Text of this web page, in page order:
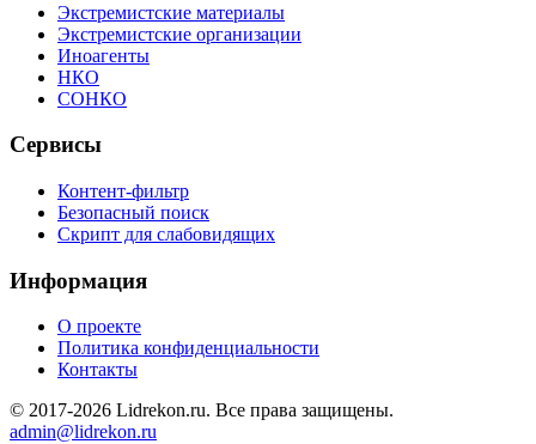
Экстремистские материалы
Экстремистские организации
Иноагенты
НКО
СОНКО
Сервисы
Контент-фильтр
Безопасный поиск
Скрипт для слабовидящих
Информация
О проекте
Политика конфиденциальности
Контакты
© 2017-2026 Lidrekon.ru. Все права защищены.
admin@lidrekon.ru